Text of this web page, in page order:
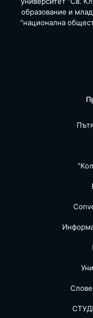
образование и
“национална